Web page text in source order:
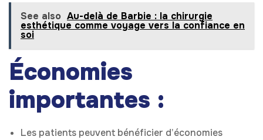
See also Au-delà de Barbie : la chirurgie
esthétique comme voyage vers la confiance en
soi
Économies
importantes :
Les patients peuvent bénéficier d’économies